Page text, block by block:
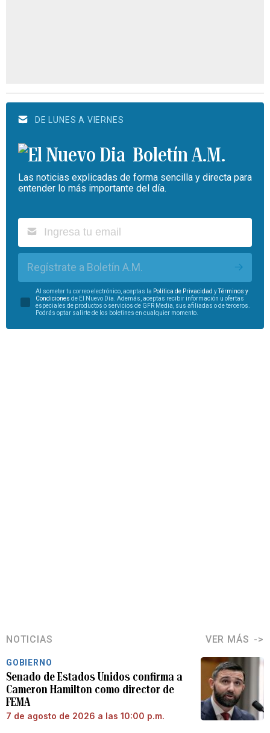
DE LUNES A VIERNES
Boletín A.M.
Las noticias explicadas de forma sencilla y directa para
entender lo más importante del día.
Regístrate a Boletín A.M.
Al someter tu correo electrónico, aceptas la Política de Privacidad yTérminos y
Condiciones de El Nuevo Día. Además, aceptas recibir información u ofertas
especiales de productos o servicios de GFR Media, sus afiliadas o de terceros.
Podrás optar salirte de los boletines en cualquier momento.
NOTICIAS VER MÁS
GOBIERNO
Senado de Estados Unidos confirma a
Cameron Hamilton como director de
FEMA
7 de agosto de 2026 a las 10:00 p.m.